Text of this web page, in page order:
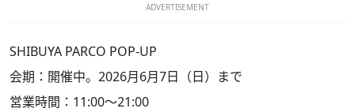
ADVERTISEMENT
SHIBUYA PARCO POP-UP
会期：開催中。2026月6月7日（日）まで
営業時間：11:00～21:00